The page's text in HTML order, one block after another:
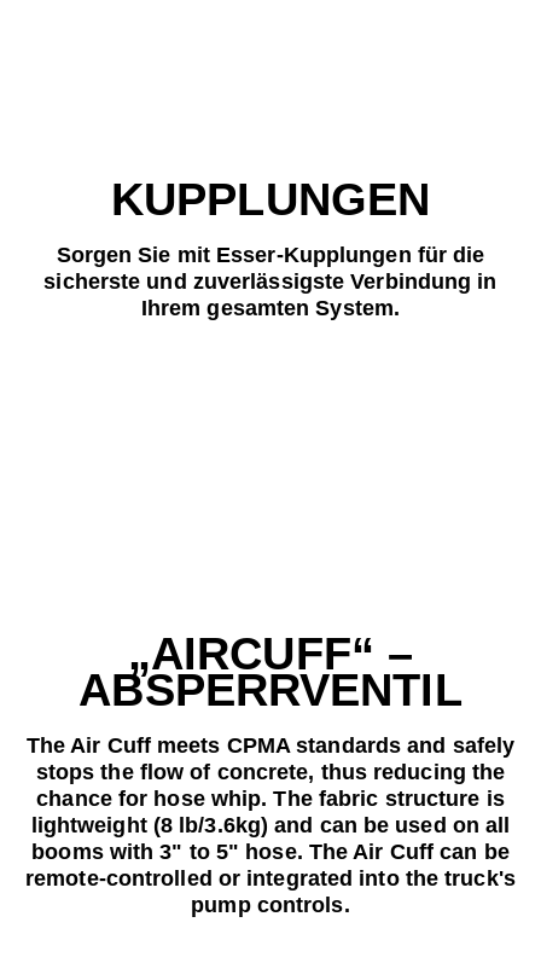
KUPPLUNGEN
Sorgen Sie mit Esser-Kupplungen für die
sicherste und zuverlässigste Verbindung in
Ihrem gesamten System.
„AIRCUFF“ –
ABSPERRVENTIL
The Air Cuff meets CPMA standards and safely
stops the flow of concrete, thus reducing the
chance for hose whip. The fabric structure is
lightweight (8 lb/3.6kg) and can be used on all
booms with 3" to 5" hose. The Air Cuff can be
remote-controlled or integrated into the truck's
pump controls.